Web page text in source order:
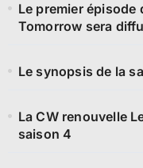
Le premier épisode
Tomorrow sera
Le synopsis de la
La CW renouvelle
saison 4